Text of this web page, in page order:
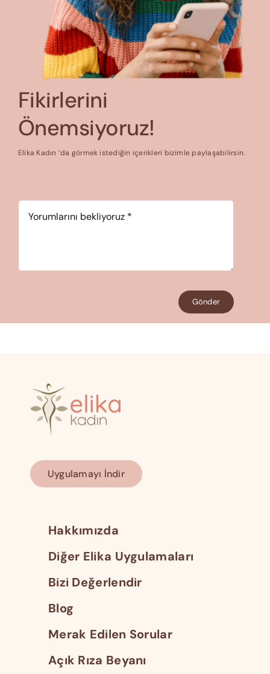
Fikirlerini
Önemsiyoruz!
Elika Kadın ‘da görmek istediğin içerikleri bizimle paylaşabilirsin.
Gönder
Uygulamayı İndir
Hakkımızda
Diğer Elika Uygulamaları
Bizi Değerlendir
Blog
Merak Edilen Sorular
Açık Rıza Beyanı